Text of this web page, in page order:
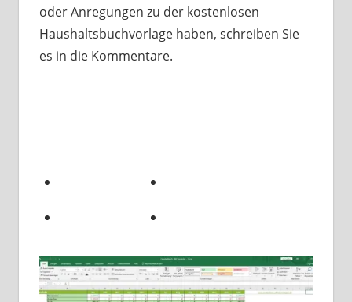
oder Anregungen zu der kostenlosen
Haushaltsbuchvorlage haben, schreiben Sie
es in die Kommentare.